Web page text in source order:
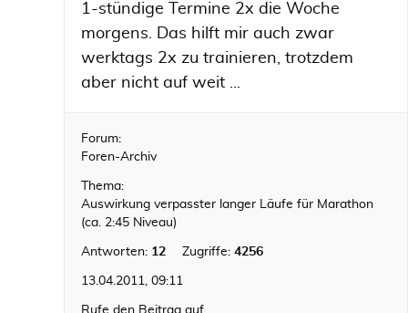
1-stündige Termine 2x die Woche
morgens. Das hilft mir auch zwar
werktags 2x zu trainieren, trotzdem
aber nicht auf weit ...
Forum:
Foren-Archiv
Thema:
Auswirkung verpasster langer Läufe für Marathon
(ca. 2:45 Niveau)
Antworten: 12 Zugriffe: 4256
13.04.2011, 09:11
Rufe den Beitrag auf